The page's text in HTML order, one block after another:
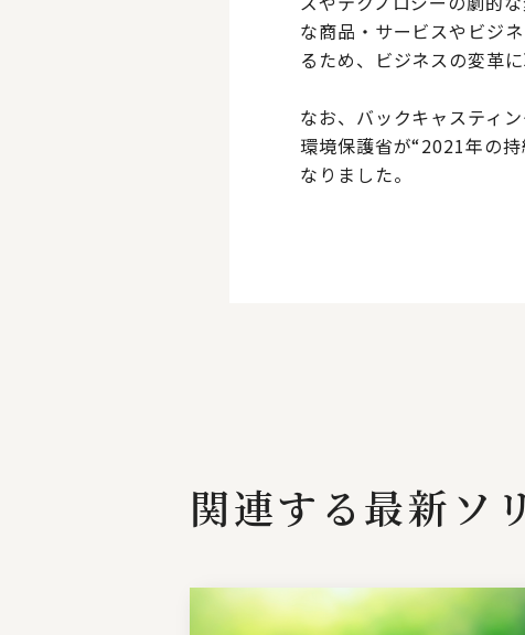
な商品・サービスやビジ
るため、ビジネスの変革
なお、バックキャスティ
環境保護省が“2021年の
なりました。
関連する最新ソ